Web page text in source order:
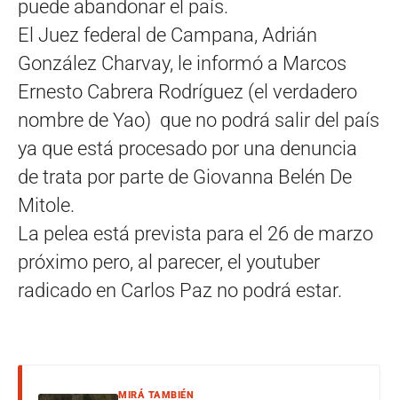
puede abandonar el país.
El Juez federal de Campana, Adrián
González Charvay, le informó a Marcos
Ernesto Cabrera Rodríguez (el verdadero
nombre de Yao) que no podrá salir del país
ya que está procesado por una denuncia
de trata por parte de Giovanna Belén De
Mitole.
La pelea está prevista para el 26 de marzo
próximo pero, al parecer, el youtuber
radicado en Carlos Paz no podrá estar.
MIRÁ TAMBIÉN